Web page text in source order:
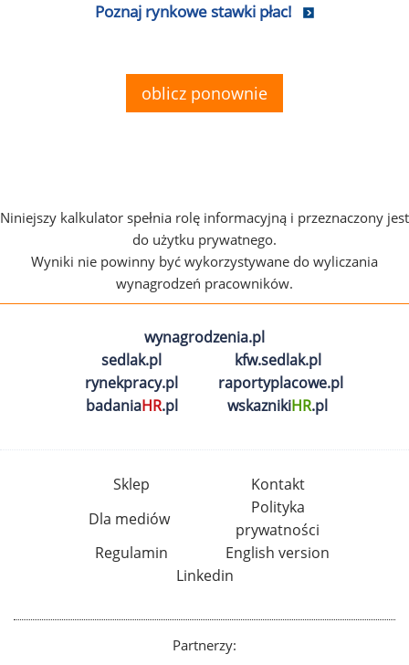
Poznaj rynkowe stawki płac!
oblicz ponownie
Niniejszy kalkulator spełnia rolę informacyjną i przeznaczony jest
do użytku prywatnego.
Wyniki nie powinny być wykorzystywane do wyliczania
wynagrodzeń pracowników.
wynagrodzenia.pl
sedlak.pl
kfw.sedlak.pl
rynekpracy.pl
raportyplacowe.pl
badaniaHR.pl wskaznikiHR.pl
Sklep
Kontakt
Dla mediów
Polityka
prywatności
Regulamin
English version
Linkedin
Partnerzy: